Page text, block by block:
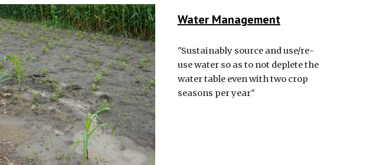
Water Management
"Sustainably source and use/re-
use water so as to not deplete the
water table even with two crop
seasons per year"